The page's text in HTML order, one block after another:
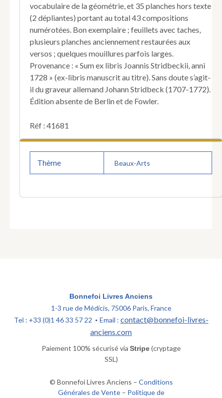
vocabulaire de la géométrie, et 35 planches hors texte
(2 dépliantes) portant au total 43 compositions
numérotées. Bon exemplaire ; feuillets avec taches,
plusieurs planches anciennement restaurées aux
versos ; quelques mouillures parfois larges.
Provenance : « Sum ex libris Joannis Stridbeckii, anni
1728 » (ex-libris manuscrit au titre). Sans doute s’agit-
il du graveur allemand Johann Stridbeck (1707-1772).
Édition absente de Berlin et de Fowler.
Réf : 41681
Thème Beaux-Arts
Bonnefoi Livres Anciens
1-3 rue de Médicis, 75006 Paris, France
Tel : +33 (0)1 46 33 57 22 • Email : contact@bonnefoi-livres-
anciens.com
Paiement 100% sécurisé via Stripe(cryptage
SSL)
© Bonnefoi Livres Anciens – Conditions
Générales de Vente– Politique de